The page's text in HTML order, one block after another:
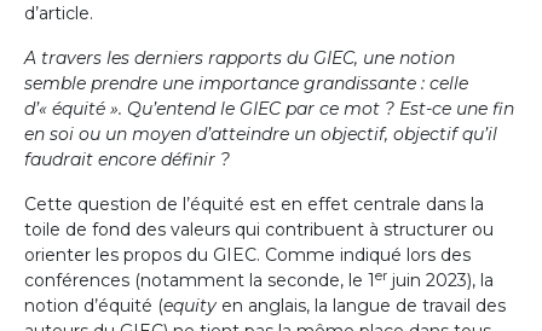
d’article.
A travers les derniers rapports du GIEC, une notion
semble prendre une importance grandissante : celle
d’« équité ». Qu’entend le GIEC par ce mot ? Est-ce une fin
en soi ou un moyen d’atteindre un objectif, objectif qu’il
faudrait encore définir ?
Cette question de l’équité est en effet centrale dans la
toile de fond des valeurs qui contribuent à structurer ou
orienter les propos du GIEC. Comme indiqué lors des
conférences (notamment la seconde, le 1er juin 2023), la
notion d’équité (equity en anglais, la langue de travail des